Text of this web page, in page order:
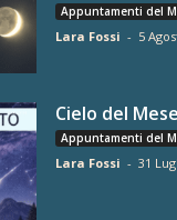
Appuntamenti del
Lara Fossi - 5
Cielo del
Appuntamenti del
Lara Fossi - 31